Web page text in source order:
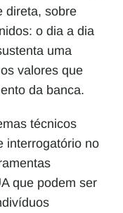
direta, sobre
o dia a dia
uma
valores que
da banca.
técnicos
interrogatório no
que podem ser